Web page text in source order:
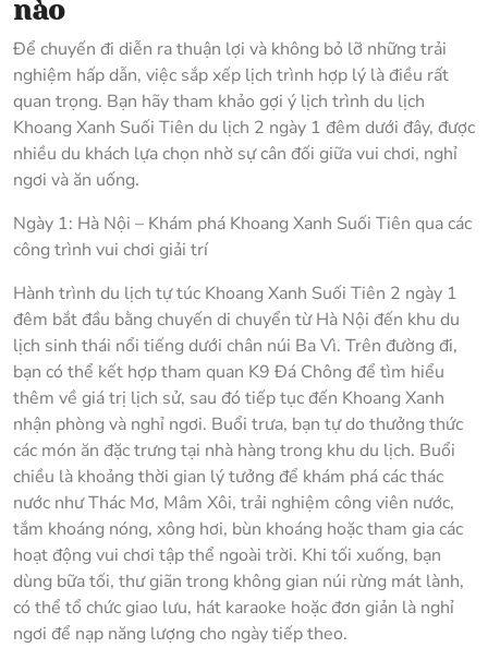
nào
Để chuyến đi diễn ra thuận lợi và không bỏ lỡ những trải
nghiệm hấp dẫn, việc sắp xếp lịch trình hợp lý là điều rất
quan trọng. Bạn hãy tham khảo gợi ý lịch trình du lịch
Khoang Xanh Suối Tiên du lịch 2 ngày 1 đêm dưới đây, được
nhiều du khách lựa chọn nhờ sự cân đối giữa vui chơi, nghỉ
ngơi và ăn uống.
Ngày 1: Hà Nội – Khám phá Khoang Xanh Suối Tiên qua các
công trình vui chơi giải trí
Hành trình du lịch tự túc Khoang Xanh Suối Tiên 2 ngày 1
đêm bắt đầu bằng chuyến di chuyển từ Hà Nội đến khu du
lịch sinh thái nổi tiếng dưới chân núi Ba Vì. Trên đường đi,
bạn có thể kết hợp tham quan K9 Đá Chông để tìm hiểu
thêm về giá trị lịch sử, sau đó tiếp tục đến Khoang Xanh
nhận phòng và nghỉ ngơi. Buổi trưa, bạn tự do thưởng thức
các món ăn đặc trưng tại nhà hàng trong khu du lịch. Buổi
chiều là khoảng thời gian lý tưởng để khám phá các thác
nước như Thác Mơ, Mâm Xôi, trải nghiệm công viên nước,
tắm khoáng nóng, xông hơi, bùn khoáng hoặc tham gia các
hoạt động vui chơi tập thể ngoài trời. Khi tối xuống, bạn
dùng bữa tối, thư giãn trong không gian núi rừng mát lành,
có thể tổ chức giao lưu, hát karaoke hoặc đơn giản là nghỉ
ngơi để nạp năng lượng cho ngày tiếp theo.